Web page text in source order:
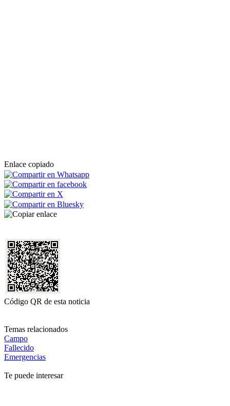
Enlace copiado
Código QR de esta noticia
Temas relacionados
Campo
Fallecido
Emergencias
Te puede interesar